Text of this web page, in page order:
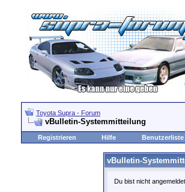
Toyota Supra - Forum
vBulletin-Systemmitteilung
Registrieren Hilfe Benutzerliste
vBulletin-
Du bist nicht